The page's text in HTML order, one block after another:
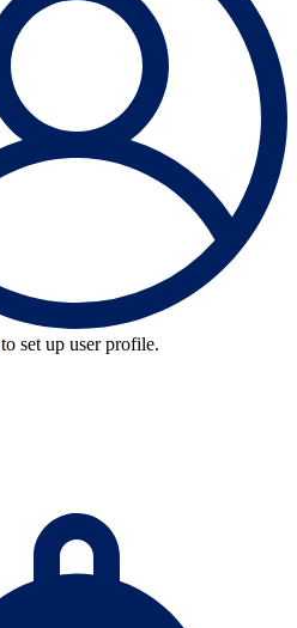
to set up user profile.